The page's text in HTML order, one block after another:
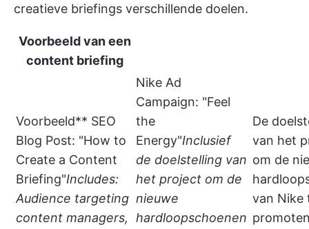
creatieve briefings verschillende doelen.
Voorbeeld van een
content briefing
Voorbeeld** SEO
Blog Post: "How to
Create a Content
Briefing"Includes:
Audience targeting
content managers,
Nike Ad
Campaign: "Feel
the
Energy"Inclusief
de doelstelling van
het project om de
nieuwe
hardloopschoenen
De
van het
om de
van Nike